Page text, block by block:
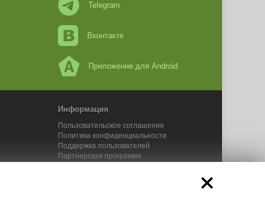
Telegram
Вконтакте
Приложение для Android
Информация
Пользовательское соглашение
Политика конфиденциальности
Поддержка пользователей
Партнерская программа